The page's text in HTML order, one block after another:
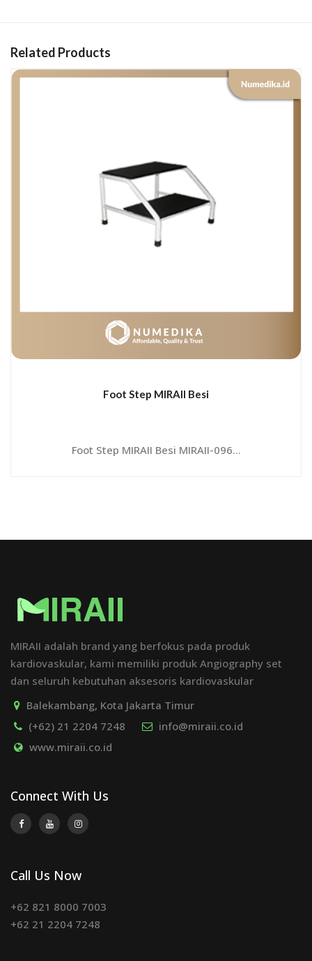
Related Products
Foot Step MIRAII Besi
Foot Step MIRAII Besi MIRAII-096...
MIRAII adalah brand yang berfokus pada produk
kardiovaskular, kami memiliki produk Angiography set
dan seluruh kebutuhan aksesoris kardiovaskular
Balekambang, Kota Jakarta Timur
(+62) 21 2204 7248
info@miraii.co.id
www.miraii.co.id
Connect With Us
Call Us Now
+62 821 8000 7003
+62 21 2204 7248